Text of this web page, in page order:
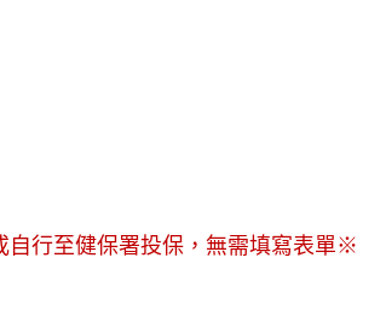
行至健保署投保，無需填寫表單※